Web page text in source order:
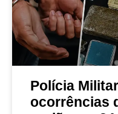
Polícia
ocorrências